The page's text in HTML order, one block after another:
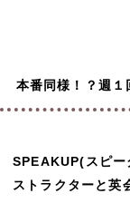
本番同様！？週１
SPEAKUP(スピー
ストラクターと英